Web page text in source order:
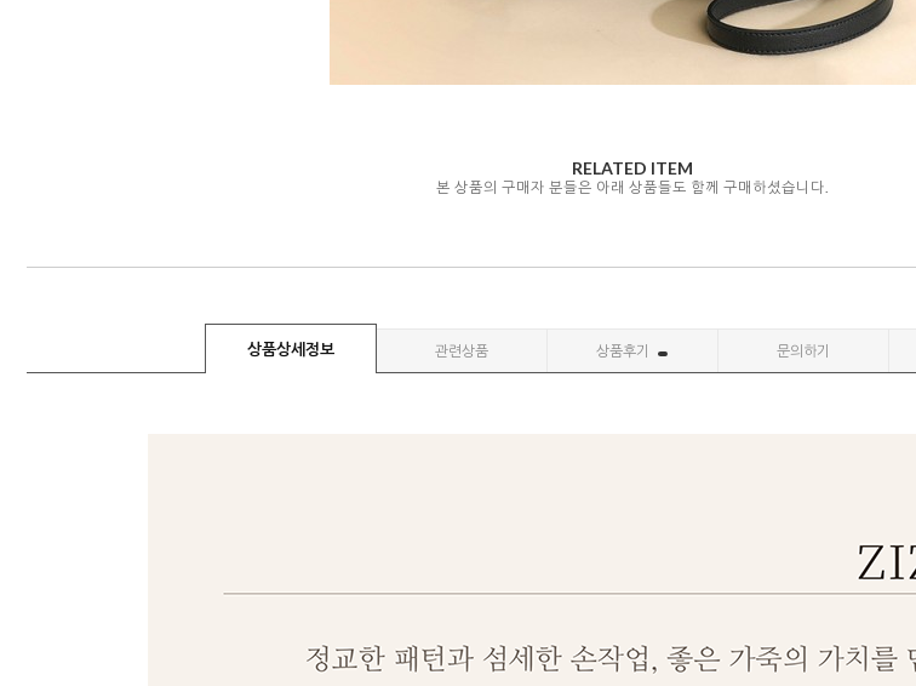
RELATED ITEM
본 상품의 구매자 분들은 아래 상품들도 함께 구매하셨습니다.
상품상세정보 관련상품 상품후기 문의하기